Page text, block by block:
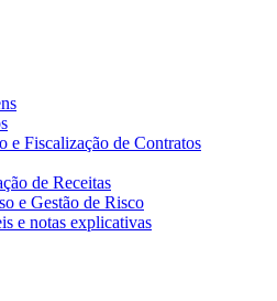
e Fiscalização de Contratos
de Receitas
e Gestão de Risco
e notas explicativas